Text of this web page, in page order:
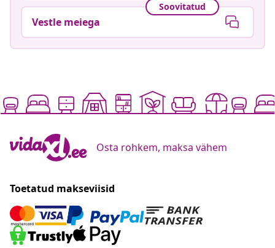
Soovitatud
Vestle meiega
Osta rohkem, maksa vähem
Toetatud makseviisid